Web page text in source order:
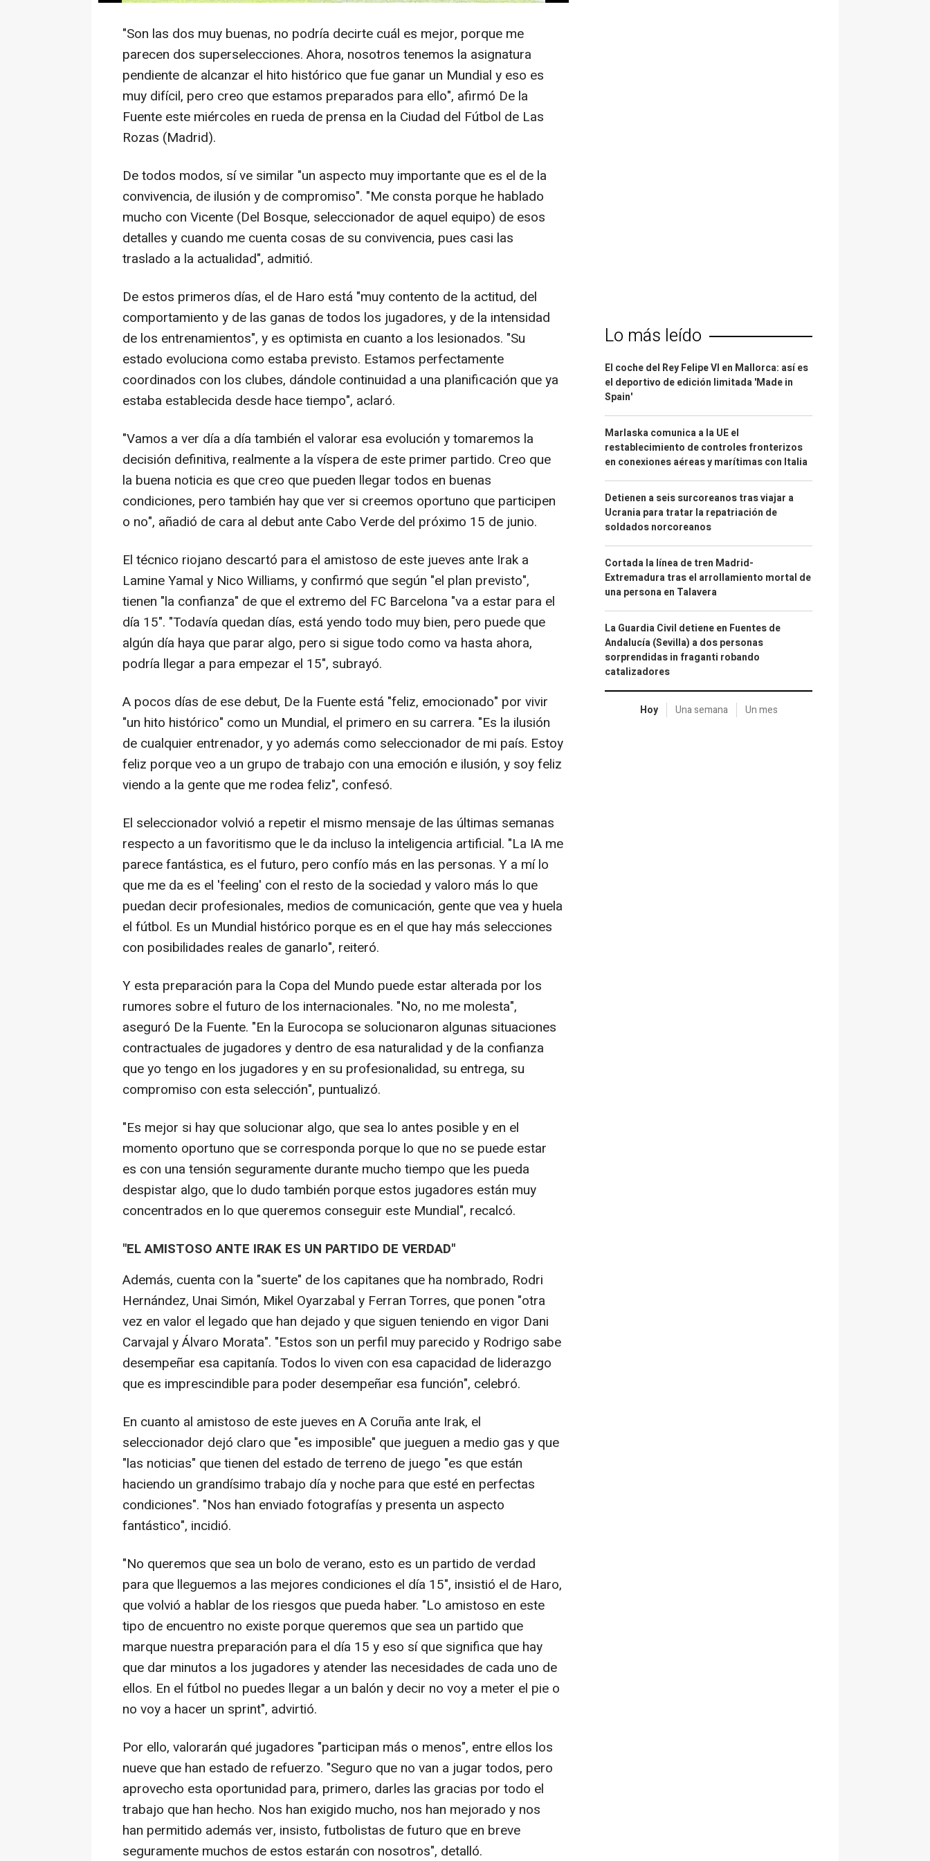
"Son las dos muy buenas, no podría decirte cuál es mejor, porque me
parecen dos superselecciones. Ahora, nosotros tenemos la asignatura
pendiente de alcanzar el hito histórico que fue ganar un Mundial y eso es
muy difícil, pero creo que estamos preparados para ello", afirmó De la
Fuente este miércoles en rueda de prensa en la Ciudad del Fútbol de Las
Rozas (Madrid).
De todos modos, sí ve similar "un aspecto muy importante que es el de la
convivencia, de ilusión y de compromiso". "Me consta porque he hablado
mucho con Vicente (Del Bosque, seleccionador de aquel equipo) de esos
detalles y cuando me cuenta cosas de su convivencia, pues casi las
traslado a la actualidad", admitió.
De estos primeros días, el de Haro está "muy contento de la actitud, del
comportamiento y de las ganas de todos los jugadores, y de la intensidad
de los entrenamientos", y es optimista en cuanto a los lesionados. "Su
estado evoluciona como estaba previsto. Estamos perfectamente
coordinados con los clubes, dándole continuidad a una planificación que ya
estaba establecida desde hace tiempo", aclaró.
"Vamos a ver día a día también el valorar esa evolución y tomaremos la
decisión definitiva, realmente a la víspera de este primer partido. Creo que
la buena noticia es que creo que pueden llegar todos en buenas
condiciones, pero también hay que ver si creemos oportuno que participen
o no", añadió de cara al debut ante Cabo Verde del próximo 15 de junio.
El técnico riojano descartó para el amistoso de este jueves ante Irak a
Lamine Yamal y Nico Williams, y confirmó que según "el plan previsto",
tienen "la confianza" de que el extremo del FC Barcelona "va a estar para el
día 15". "Todavía quedan días, está yendo todo muy bien, pero puede que
algún día haya que parar algo, pero si sigue todo como va hasta ahora,
podría llegar a para empezar el 15", subrayó.
A pocos días de ese debut, De la Fuente está "feliz, emocionado" por vivir
"un hito histórico" como un Mundial, el primero en su carrera. "Es la ilusión
de cualquier entrenador, y yo además como seleccionador de mi país. Estoy
feliz porque veo a un grupo de trabajo con una emoción e ilusión, y soy feliz
viendo a la gente que me rodea feliz", confesó.
El seleccionador volvió a repetir el mismo mensaje de las últimas semanas
respecto a un favoritismo que le da incluso la inteligencia artificial. "La IA me
parece fantástica, es el futuro, pero confío más en las personas. Y a mí lo
que me da es el 'feeling' con el resto de la sociedad y valoro más lo que
puedan decir profesionales, medios de comunicación, gente que vea y huela
el fútbol. Es un Mundial histórico porque es en el que hay más selecciones
con posibilidades reales de ganarlo", reiteró.
Y esta preparación para la Copa del Mundo puede estar alterada por los
rumores sobre el futuro de los internacionales. "No, no me molesta",
aseguró De la Fuente. "En la Eurocopa se solucionaron algunas situaciones
contractuales de jugadores y dentro de esa naturalidad y de la confianza
que yo tengo en los jugadores y en su profesionalidad, su entrega, su
compromiso con esta selección", puntualizó.
"Es mejor si hay que solucionar algo, que sea lo antes posible y en el
momento oportuno que se corresponda porque lo que no se puede estar
es con una tensión seguramente durante mucho tiempo que les pueda
despistar algo, que lo dudo también porque estos jugadores están muy
concentrados en lo que queremos conseguir este Mundial", recalcó.
"EL AMISTOSO ANTE IRAK ES UN PARTIDO DE VERDAD"
Además, cuenta con la "suerte" de los capitanes que ha nombrado, Rodri
Hernández, Unai Simón, Mikel Oyarzabal y Ferran Torres, que ponen "otra
vez en valor el legado que han dejado y que siguen teniendo en vigor Dani
Carvajal y Álvaro Morata". "Estos son un perfil muy parecido y Rodrigo sabe
desempeñar esa capitanía. Todos lo viven con esa capacidad de liderazgo
que es imprescindible para poder desempeñar esa función", celebró.
En cuanto al amistoso de este jueves en A Coruña ante Irak, el
seleccionador dejó claro que "es imposible" que jueguen a medio gas y que
"las noticias" que tienen del estado de terreno de juego "es que están
haciendo un grandísimo trabajo día y noche para que esté en perfectas
condiciones". "Nos han enviado fotografías y presenta un aspecto
fantástico", incidió.
"No queremos que sea un bolo de verano, esto es un partido de verdad
para que lleguemos a las mejores condiciones el día 15", insistió el de Haro,
que volvió a hablar de los riesgos que pueda haber. "Lo amistoso en este
tipo de encuentro no existe porque queremos que sea un partido que
marque nuestra preparación para el día 15 y eso sí que significa que hay
que dar minutos a los jugadores y atender las necesidades de cada uno de
ellos. En el fútbol no puedes llegar a un balón y decir no voy a meter el pie o
no voy a hacer un sprint", advirtió.
Por ello, valorarán qué jugadores "participan más o menos", entre ellos los
nueve que han estado de refuerzo. "Seguro que no van a jugar todos, pero
aprovecho esta oportunidad para, primero, darles las gracias por todo el
trabajo que han hecho. Nos han exigido mucho, nos han mejorado y nos
han permitido además ver, insisto, futbolistas de futuro que en breve
seguramente muchos de estos estarán con nosotros", detalló.
Lo más leído
El coche del Rey Felipe VI en Mallorca: así es
el deportivo de edición limitada 'Made in
Spain'
Marlaska comunica a la UE el
restablecimiento de controles fronterizos
en conexiones aéreas y marítimas con Italia
Detienen a seis surcoreanos tras viajar a
Ucrania para tratar la repatriación de
soldados norcoreanos
Cortada la línea de tren Madrid-
Extremadura tras el arrollamiento mortal de
una persona en Talavera
La Guardia Civil detiene en Fuentes de
Andalucía (Sevilla) a dos personas
sorprendidas in fraganti robando
catalizadores
Hoy Una semana Un mes